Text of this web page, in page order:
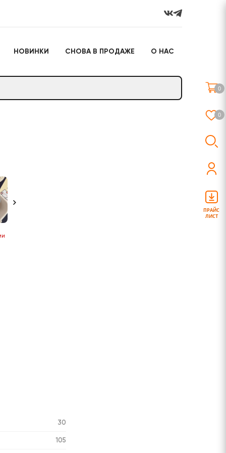
НОВИНКИ СНОВА В ПРОДАЖЕ О НАС
Настольные игры
Подарочные наборы
Слайм
30
105
0
0
ПРАЙС
ЛИСТ